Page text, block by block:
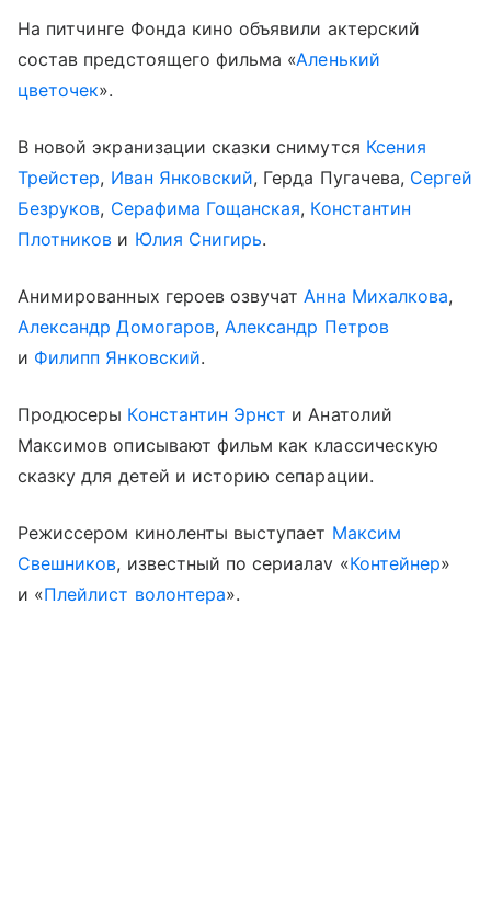
На питчинге Фонда кино объявили актерский
состав предстоящего фильма «Аленький
цветочек».
В новой экранизации сказки снимутся Ксения
Трейстер, Иван Янковский, Герда Пугачева, Сергей
Безруков, Серафима Гощанская, Константин
Плотников и Юлия Снигирь.
Анимированных героев озвучатАнна Михалкова,
Александр Домогаров,Александр Петров
и Филипп Янковский.
Продюсеры Константин Эрнст и Анатолий
Максимов описывают фильм как классическую
сказку для детей и историю сепарации.
Режиссером киноленты выступает Максим
Свешников, известный по сериалаv «Контейнер»
и «Плейлист волонтера».